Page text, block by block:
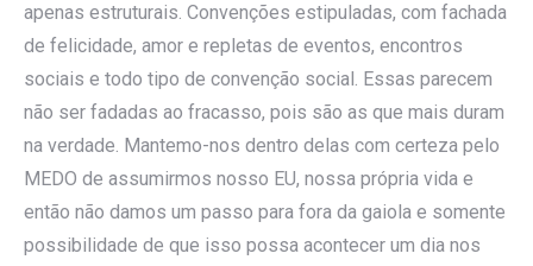
apenas estruturais. Convenções estipuladas, com fachada
de felicidade, amor e repletas de eventos, encontros
sociais e todo tipo de convenção social. Essas parecem
não ser fadadas ao fracasso, pois são as que mais duram
na verdade. Mantemo-nos dentro delas com certeza pelo
MEDO de assumirmos nosso EU, nossa própria vida e
então não damos um passo para fora da gaiola e somente
possibilidade de que isso possa acontecer um dia nos